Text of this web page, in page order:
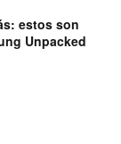
estos son
Unpacked